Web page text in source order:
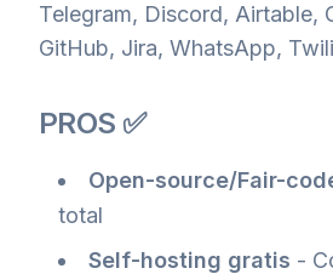
Telegram, Discord, Airtable,
GitHub, Jira, WhatsApp,
PROS ✅
Open-source/Fair-
total
Self-hosting gratis -